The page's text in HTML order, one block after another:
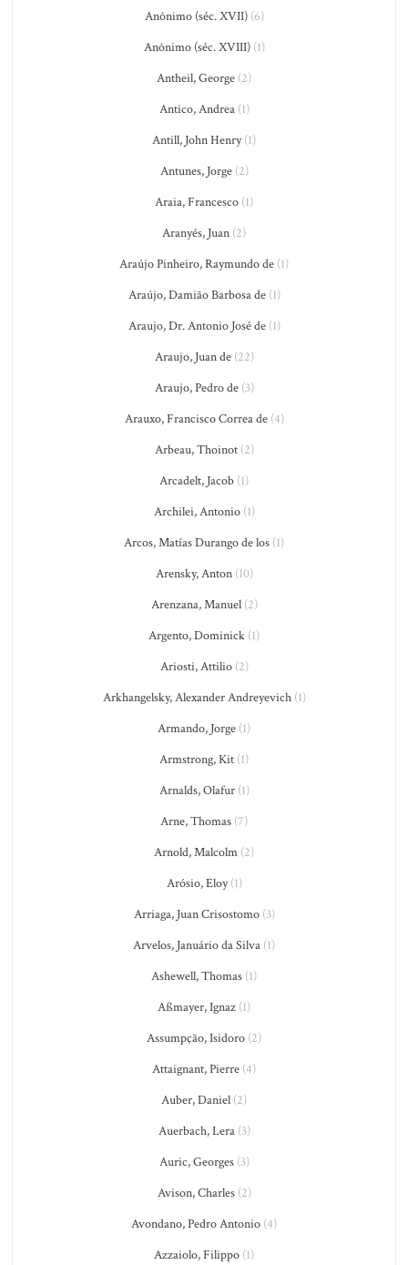
Anônimo (séc. XVII)(6)
Anônimo (séc. XVIII)(1)
Antheil, George (2)
Antico, Andrea(1)
Antill, John Henry(1)
Antunes, Jorge(2)
Araia, Francesco (1)
Aranyés, Juan (2)
Araújo Pinheiro, Raymundo de (1)
Araújo, Damião Barbosa de(1)
Araujo, Dr. Antonio José de(1)
Araujo, Juan de(22)
Araujo, Pedro de(3)
Arauxo, Francisco Correa de(4)
Arbeau, Thoinot(2)
Arcadelt, Jacob (1)
Archilei, Antonio(1)
Arcos, Matías Durango de los (1)
Arensky, Anton(10)
Arenzana, Manuel(2)
Argento, Dominick (1)
Ariosti, Attilio(2)
Arkhangelsky, Alexander Andreyevich(1)
Armando, Jorge (1)
Armstrong, Kit (1)
Arnalds, Olafur(1)
Arne, Thomas (7)
Arnold, Malcolm (2)
Arósio, Eloy(1)
Arriaga, Juan Crisostomo(3)
Arvelos, Januário da Silva (1)
Ashewell, Thomas (1)
Aßmayer, Ignaz (1)
Assumpção, Isidoro (2)
Attaignant, Pierre (4)
Auber, Daniel (2)
Auerbach, Lera(3)
Auric, Georges(3)
Avison, Charles(2)
Avondano, Pedro Antonio (4)
Azzaiolo, Filippo (1)